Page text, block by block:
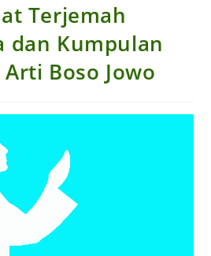
Terjemah
dan Kumpulan
Boso Jowo